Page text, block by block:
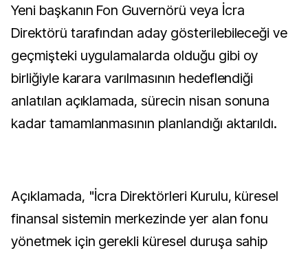
Yeni başkanın Fon Guvernörü veya İcra
Direktörü tarafından aday gösterilebileceği ve
geçmişteki uygulamalarda olduğu gibi oy
birliğiyle karara varılmasının hedeflendiği
anlatılan açıklamada, sürecin nisan sonuna
kadar tamamlanmasının planlandığı aktarıldı.
Açıklamada, "İcra Direktörleri Kurulu, küresel
finansal sistemin merkezinde yer alan fonu
yönetmek için gerekli küresel duruşa sahip